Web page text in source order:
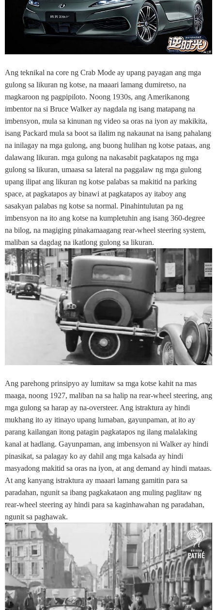
Ang teknikal na core ng Crab Mode ay upang payagan ang mga
gulong sa likuran ng kotse, na maaari lamang dumiretso, na
magkaroon ng pagpipiloto. Noong 1930s, ang Amerikanong
imbentor na si Bruce Walker ay nagdala ng isang matapang na
imbensyon, mula sa kinunan ng video sa oras na iyon ay makikita,
isang Packard mula sa boot sa ilalim ng nakaunat na isang pahalang
na inilagay na mga gulong, ang buong hulihan ng kotse pataas, ang
dalawang likuran. mga gulong na nakasabit pagkatapos ng mga
gulong sa likuran, umaasa sa lateral na paggalaw ng mga gulong
upang ilipat ang likuran ng kotse palabas sa makitid na parking
space, at pagkatapos ay binawi at pagkatapos ay itaboy ang
sasakyan palabas ng kotse sa normal. Pinahintulutan pa ng
imbensyon na ito ang kotse na kumpletuhin ang isang 360-degree
na bilog, na magiging pinakamaagang rear-wheel steering system,
maliban sa dagdag na ikatlong gulong sa likuran.
Ang parehong prinsipyo ay lumitaw sa mga kotse kahit na mas
maaga, noong 1927, maliban na sa halip na rear-wheel steering, ang
mga gulong sa harap ay na-oversteer. Ang istraktura ay hindi
mukhang ito ay itinayo upang lumaban, gayunpaman, at ito ay
parang kailangan itong patagin pagkatapos ng ilang malalaking
kanal at hadlang. Gayunpaman, ang imbensyon ni Walker ay hindi
pinasikat, sa palagay ko ay dahil ang mga kalsada ay hindi
masyadong makitid sa oras na iyon, at ang demand ay hindi mataas.
At ang kanyang istraktura ay maaari lamang gamitin para sa
paradahan, ngunit sa ibang pagkakataon ang muling paglitaw ng
rear-wheel steering ay hindi para sa kaginhawahan ng paradahan,
ngunit sa paghawak.